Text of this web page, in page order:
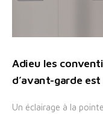
Adieu les
d’avant-garde
Un éclairage à la